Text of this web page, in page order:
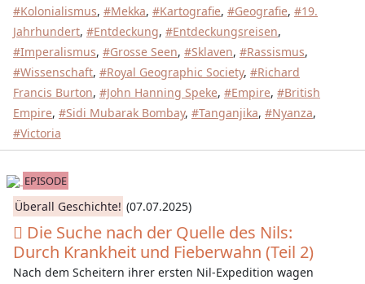
#Kolonialismus, #Mekka, #Kartografie, #Geografie, #19.
Jahrhundert, #Entdeckung, #Entdeckungsreisen,
#Imperalismus, #Grosse Seen, #Sklaven, #Rassismus,
#Wissenschaft, #Royal Geographic Society, #Richard
Francis Burton, #John Hanning Speke, #Empire, #British
Empire, #Sidi Mubarak Bombay, #Tanganjika, #Nyanza,
#Victoria
EPISODE
Überall Geschichte! (07.07.2025)
Die Suche nach der Quelle des Nils:
Durch Krankheit und Fieberwahn (Teil 2)
Nach dem Scheitern ihrer ersten Nil-Expedition wagen